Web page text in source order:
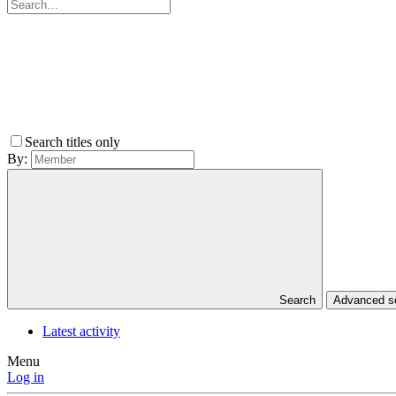
Search titles only
By:
Search Advanced
Latest activity
Menu
Log in